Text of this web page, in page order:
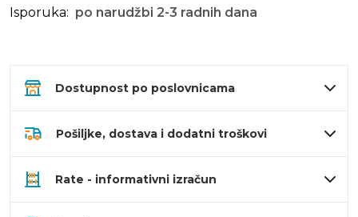
Isporuka: po narudžbi 2-3 radnih dana
Dostupnost po poslovnicama
Pošiljke, dostava i dodatni troškovi
Rate - informativni izračun